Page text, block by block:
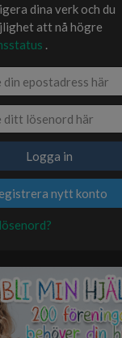
dina verk och du
att nå högre
.
Logga in
nytt konto